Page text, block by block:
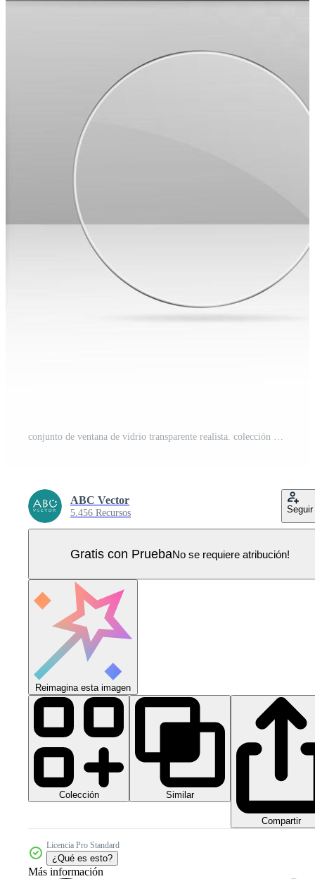
conjunto de ventana de vidrio transparente realista. colección de placas de vidrio sobre fondo transparente. textura acrílica y de vidrio con reflejos y luz. marco rectangular. vector Vector Pro
ABC Vector
5.456 Recursos Seguir
Gratis con PruebaNo se requiere atribución!
Reimagina esta imagen
Colección Similar
Compartir
Licencia Pro Standard
¿Qué es esto?
Más información